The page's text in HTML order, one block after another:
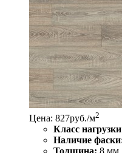
Цена: 827руб./м2
Класс
Наличие